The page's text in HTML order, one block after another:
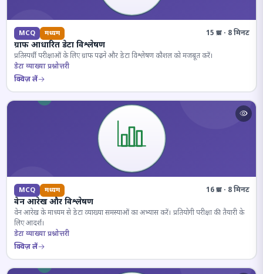
MCQ मध्यम 15 प्रश्न · 8 मिनट
ग्राफ आधारित डेटा विश्लेषण
प्रतिस्पर्धी परीक्षाओं के लिए ग्राफ पढ़ने और डेटा विश्लेषण कौशल को मजबूत करें।
डेटा व्याख्या प्रश्नोत्तरी
क्विज़ लें
MCQ मध्यम 16 प्रश्न · 8 मिनट
वेन आरेख और विश्लेषण
वेन आरेख के माध्यम से डेटा व्याख्या समस्याओं का अभ्यास करें। प्रतियोगी परीक्षा की तैयारी के
लिए आदर्श।
डेटा व्याख्या प्रश्नोत्तरी
क्विज़ लें